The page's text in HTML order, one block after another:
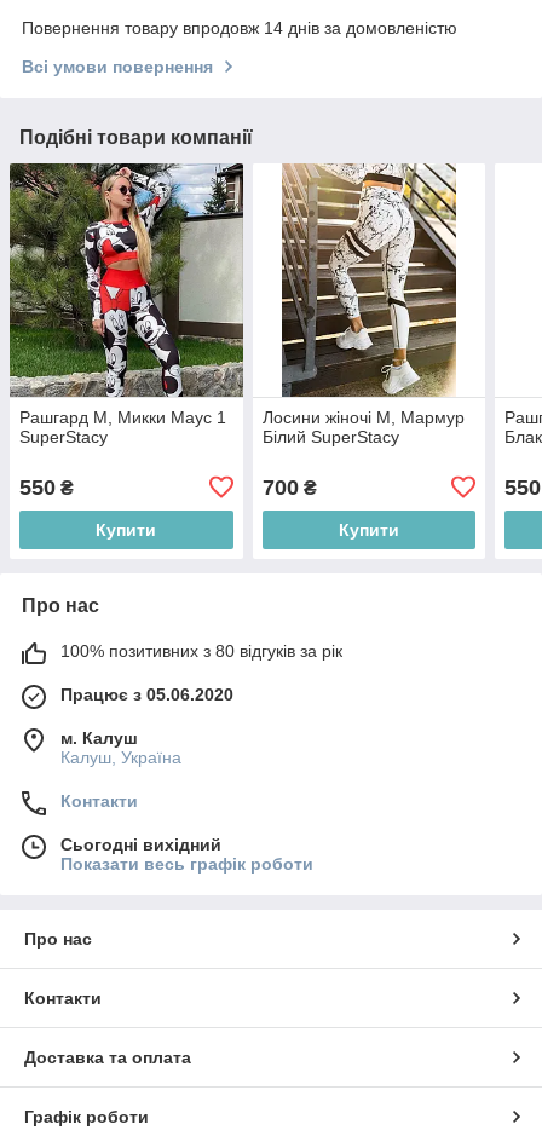
Повернення товару впродовж 14 днів за домовленістю
Всі умови повернення
Подібні товари компанії
Рашгард M, Микки Маус 1
SuperStacy
550 ₴
Купити
Лосини жіночі M, Мармур
Білий SuperStacy
700₴
Купити
550
Про нас
100% позитивних з 80 відгуків за рік
Працює з 05.06.2020
м. Калуш
Калуш, Україна
Контакти
Сьогодні вихідний
Показати весь графік роботи
Про нас
Контакти
Доставка та оплата
Графік роботи